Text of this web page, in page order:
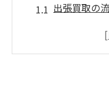
出張買取の
無料査定が